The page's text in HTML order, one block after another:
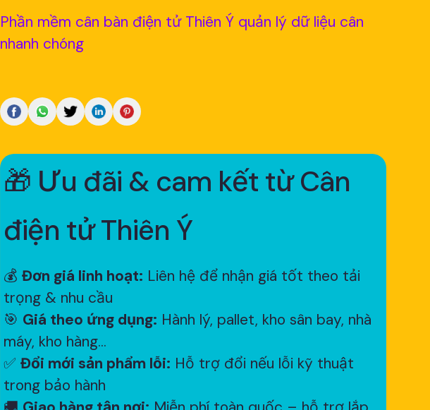
Phần mềm cân bàn điện tử Thiên Ý quản lý dữ liệu cân
nhanh chóng
🎁 Ưu đãi & cam kết từ Cân
điện tử Thiên Ý
💰 Đơn giá linh hoạt: Liên hệ để nhận giá tốt theo tải
trọng & nhu cầu
🎯 Giá theo ứng dụng: Hành lý, pallet, kho sân bay, nhà
máy, kho hàng...
✅ Đổi mới sản phẩm lỗi: Hỗ trợ đổi nếu lỗi kỹ thuật
trong bảo hành